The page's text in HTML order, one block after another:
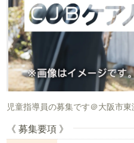
児童指導員の募集です＠大阪市東
《 募集要項 》